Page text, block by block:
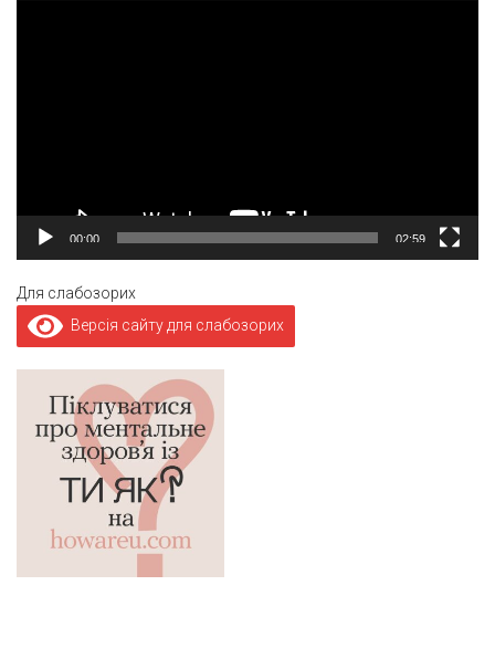
00:00 02:59
Для слабозорих
Версія сайту для слабозорих